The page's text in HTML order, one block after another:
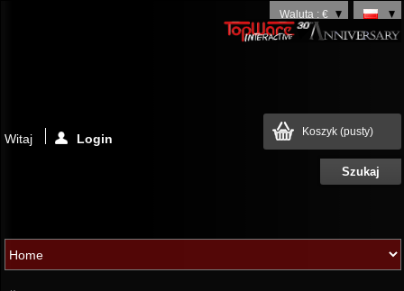
Waluta : €
Koszyk (pusty)
Witaj Login